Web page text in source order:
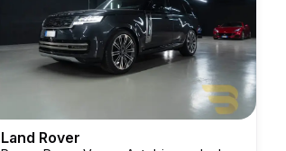
Land Rover